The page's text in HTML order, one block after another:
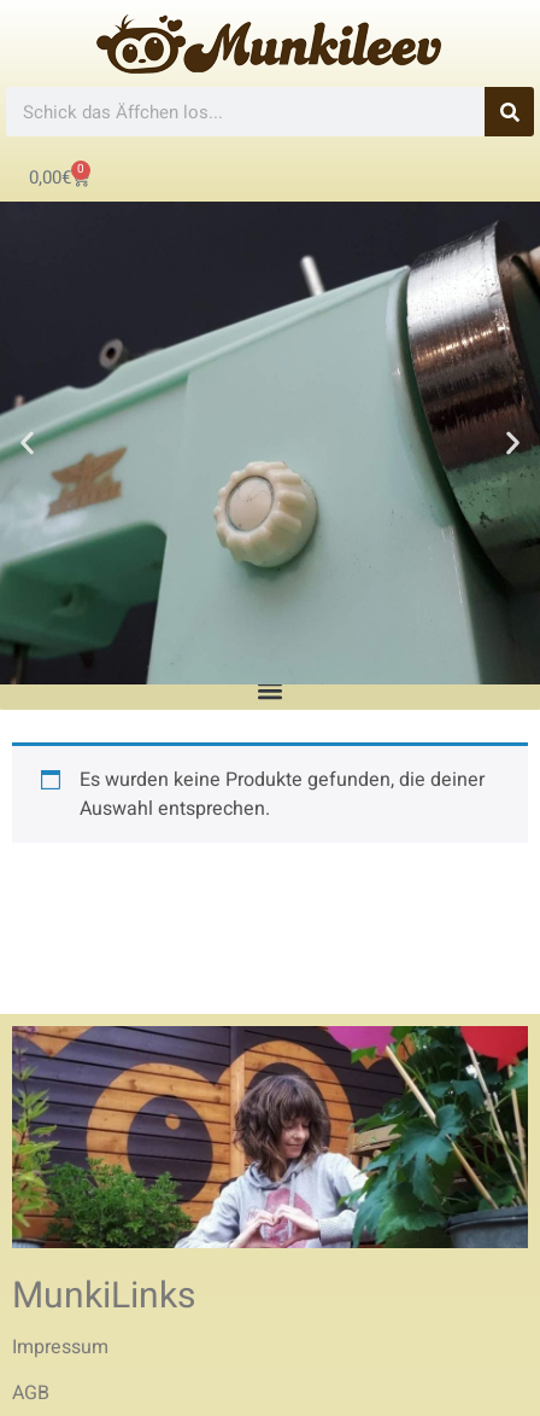
0,00€ 0
UpcyclingManufaktur
In liebevoller Handarbeit fertige ich
hochwertige Unikate und Kleinserien.
Es wurden keine Produkte gefunden, die deiner
Auswahl entsprechen.
MunkiLinks
Impressum
AGB